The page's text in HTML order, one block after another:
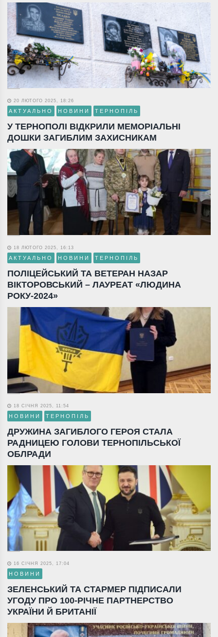
20 ЛЮТОГО 2025, 18:26
АКТУАЛЬНО НОВИНИ ТЕРНОПІЛЬ
У ТЕРНОПОЛІ ВІДКРИЛИ МЕМОРІАЛЬНІ
ДОШКИ ЗАГИБЛИМ ЗАХИСНИКАМ
18 ЛЮТОГО 2025, 16:13
АКТУАЛЬНО НОВИНИ ТЕРНОПІЛЬ
ПОЛІЦЕЙСЬКИЙ ТА ВЕТЕРАН НАЗАР
ВІКТОРОВСЬКИЙ – ЛАУРЕАТ «ЛЮДИНА
РОКУ-2024»
18 СІЧНЯ 2025, 11:54
НОВИНИ ТЕРНОПІЛЬ
ДРУЖИНА ЗАГИБЛОГО ГЕРОЯ СТАЛА
РАДНИЦЕЮ ГОЛОВИ ТЕРНОПІЛЬСЬКОЇ
ОБЛРАДИ
16 СІЧНЯ 2025, 17:04
НОВИНИ
ЗЕЛЕНСЬКИЙ ТА СТАРМЕР ПІДПИСАЛИ
УГОДУ ПРО 100-РІЧНЕ ПАРТНЕРСТВО
УКРАЇНИ Й БРИТАНІЇ